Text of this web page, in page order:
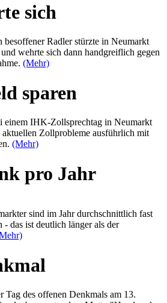
sich
besoffener Radler stürzte in Neumarkt
wehrte sich dann handgreiflich gegen
(Mehr)
sparen
einem IHK-Zollsprechtag in Neumarkt
Zollprobleme ausführlich mit
(Mehr)
pro Jahr
sind im Jahr durchschnittlich fast
- das ist deutlich länger als der
Tag des offenen Denkmals am 13.